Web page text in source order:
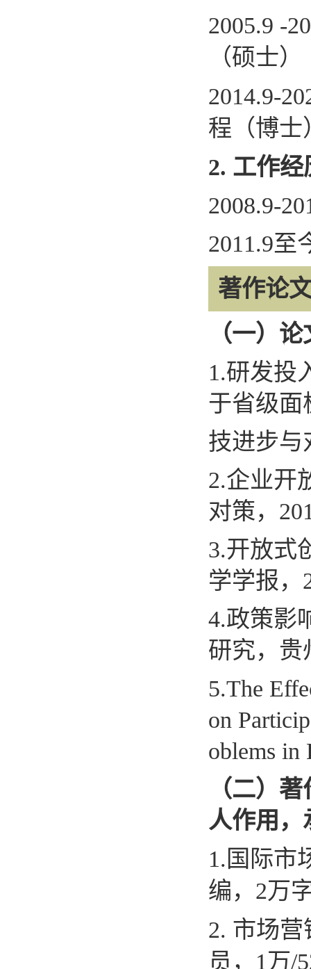
2005.9 -
（硕士）
2014.9-
程（博士
2. 工作经
2008.9-
2011.9至
著作论
（一）
1.研发投
于省级面
技进步与
2.企业开
对策，
3.开放式
学学报，
4.政策影
研究，贵
5.The
on
oblems in
（二）
人作用，
1. 国际市
编， 2万
2. 市场营
员， 1万/